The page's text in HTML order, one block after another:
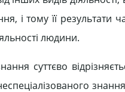
і тому її
людини.
суттєво